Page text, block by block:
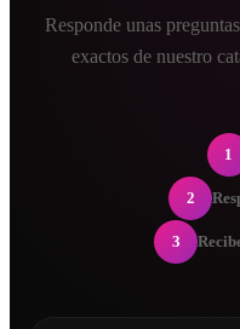
Responde unas
exactos de nuestro
1
2
3